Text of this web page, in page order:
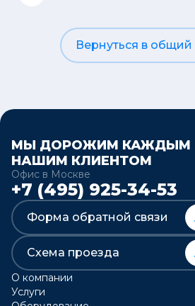
Вернуться в общий
МЫ ДОРОЖИМ КАЖДЫМ
НАШИМ КЛИЕНТОМ
Офис в Москве
+7 (495) 925-34-53
Форма обратной связи
Схема проезда
О компании
Услуги